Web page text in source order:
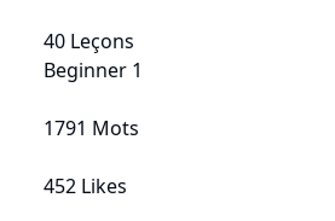
40 Leçons
Beginner 1
1791 Mots
452 Likes